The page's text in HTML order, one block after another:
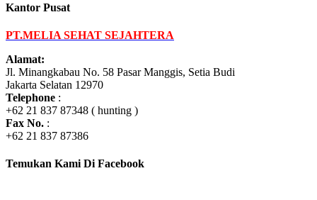
Kantor Pusat
PT.MELIA SEHAT SEJAHTERA
Alamat:
Jl. Minangkabau No. 58 Pasar Manggis, Setia Budi
Jakarta Selatan 12970
Telephone :
+62 21 837 87348 ( hunting )
Fax No. :
+62 21 837 87386
Temukan Kami Di Facebook